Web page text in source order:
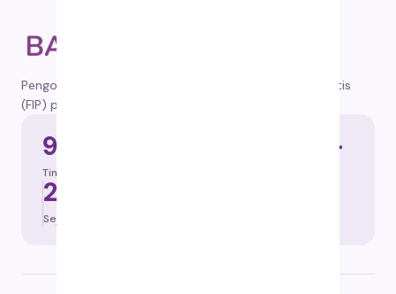
Pengobatan tepercaya untuk Feline Infectious Peritonitis
(FIP) pada kucing, dikirim ke seluruh Indonesia.
92%
Tingkat keberhasilan
100.000+
2019
Sejak tahun